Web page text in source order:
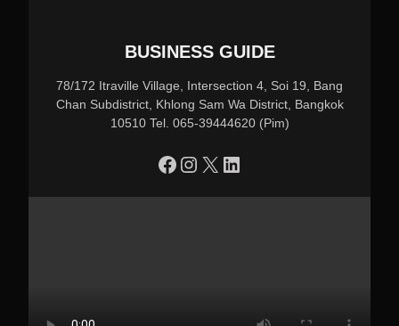
BUSINESS GUIDE
78/172 Itraville Village, Intersection 4, Soi 19, Bang
Chan Subdistrict, Khlong Sam Wa District, Bangkok
10510 Tel. 065-39444620 (Pim)
https://www.facebook.com/profile.php?id=100090086432719 Instagram X LinkedIn